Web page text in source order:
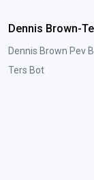
Dennis Brown-
Dennis Brown Pev
Ters Bot